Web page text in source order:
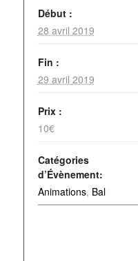
Début :
28 avril 2019
Fin :
29 avril 2019
Prix :
10€
Catégories
d’Évènement:
Animations, Bal